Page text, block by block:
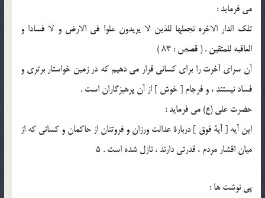
مي فرمايد :
تلك الدار الاخره نجعلها للذين لا يريدون علوا في الارض و لا فسادا و
العاقبه للمتقين . ( قصص : 83 )
آن سراي آخرت را براي كساني قرار مي دهيم كه در زمين خواستار برتري و
فساد نيستند ، و فرجام [ خوش ] از آن پرهيزگاران است .
حضرت علي (ع) مي فرمايد :
اين آيه [ آية فوق ] دربارة عدالت ورزان و فروتنان از حاكمان و كساني كه از
ميان اقشار مردم ، قدرتي دارند ، نازل شده است . 5
پي نوشت ها :